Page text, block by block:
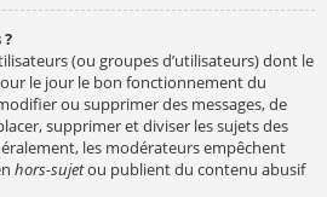
(ou groupes d’utilisateurs) dont le
le jour le bon fonctionnement du
ou supprimer des messages, de
supprimer et diviser les sujets des
les modérateurs empêchent
hors-sujetou publient du contenu abusif